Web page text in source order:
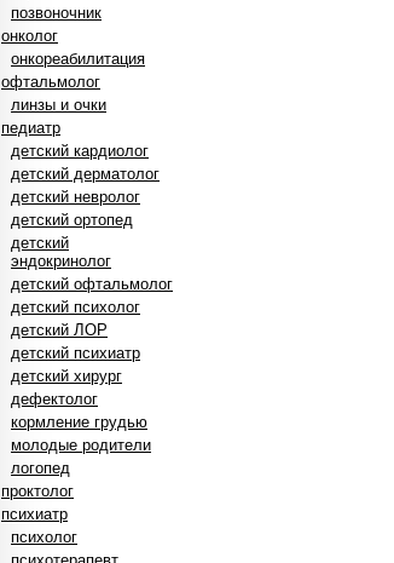
позвоночник
онколог
онкореабилитация
офтальмолог
линзы и очки
педиатр
детский кардиолог
детский дерматолог
детский невролог
детский ортопед
детский
эндокринолог
детский офтальмолог
детский психолог
детский ЛОР
детский психиатр
детский хирург
дефектолог
кормление грудью
молодые родители
логопед
проктолог
психиатр
психолог